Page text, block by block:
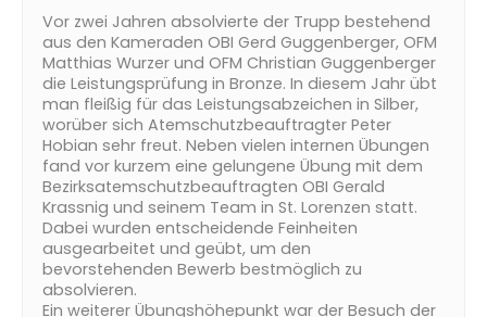
Vor zwei Jahren absolvierte der Trupp bestehend
aus den Kameraden OBI Gerd Guggenberger, OFM
Matthias Wurzer und OFM Christian Guggenberger
die Leistungsprüfung in Bronze. In diesem Jahr übt
man fleißig für das Leistungsabzeichen in Silber,
worüber sich Atemschutzbeauftragter Peter
Hobian sehr freut. Neben vielen internen Übungen
fand vor kurzem eine gelungene Übung mit dem
Bezirksatemschutzbeauftragten OBI Gerald
Krassnig und seinem Team in St. Lorenzen statt.
Dabei wurden entscheidende Feinheiten
ausgearbeitet und geübt, um den
bevorstehenden Bewerb bestmöglich zu
absolvieren.
Ein weiterer Übungshöhepunkt war der Besuch der